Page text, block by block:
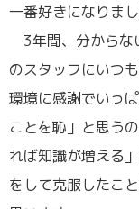
一番好きになりまし
3年間、分からな
のスタッフにいつ
環境に感謝でいっ
ことを恥」と思う
れば知識が増える
をして克服したこ